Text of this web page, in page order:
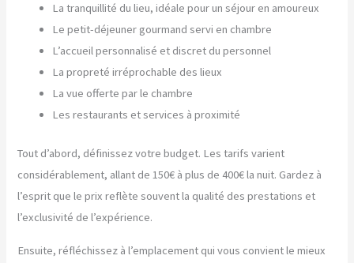
La tranquillité du lieu, idéale pour un séjour en amoureux
Le petit-déjeuner gourmand servi en chambre
L’accueil personnalisé et discret du personnel
La propreté irréprochable des lieux
La vue offerte par le chambre
Les restaurants et services à proximité
Tout d’abord, définissez votre budget. Les tarifs varient
considérablement, allant de 150€ à plus de 400€ la nuit. Gardez à
l’esprit que le prix reflète souvent la qualité des prestations et
l’exclusivité de l’expérience.
Ensuite, réfléchissez à l’emplacement qui vous convient le mieux